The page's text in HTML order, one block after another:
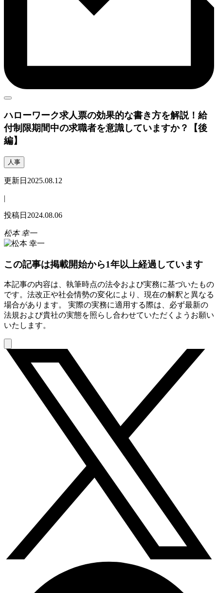
ハローワーク求人票の効果的な書き方を解説！給
付制限期間中の求職者を意識していますか？【後
編】
人事
更新日 2025.08.12
|
投稿日 2024.08.06
松本 幸一
この記事は掲載開始から1年以上経過しています
本記事の内容は、執筆時点の法令および実務に基づいたもの
です。法改正や社会情勢の変化により、現在の解釈と異なる
場合があります。 実際の実務に適用する際は、必ず最新の
法規および貴社の実態を照らし合わせていただくようお願い
いたします。